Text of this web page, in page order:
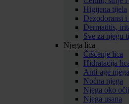
Higijena tijela
Dezodoransi i
Dermatitis,
Sve za njegu
Njega lica
Čišćenje lica
Hidratacija
Anti-age njega
Noćna njega
Njega oko
Njega usana